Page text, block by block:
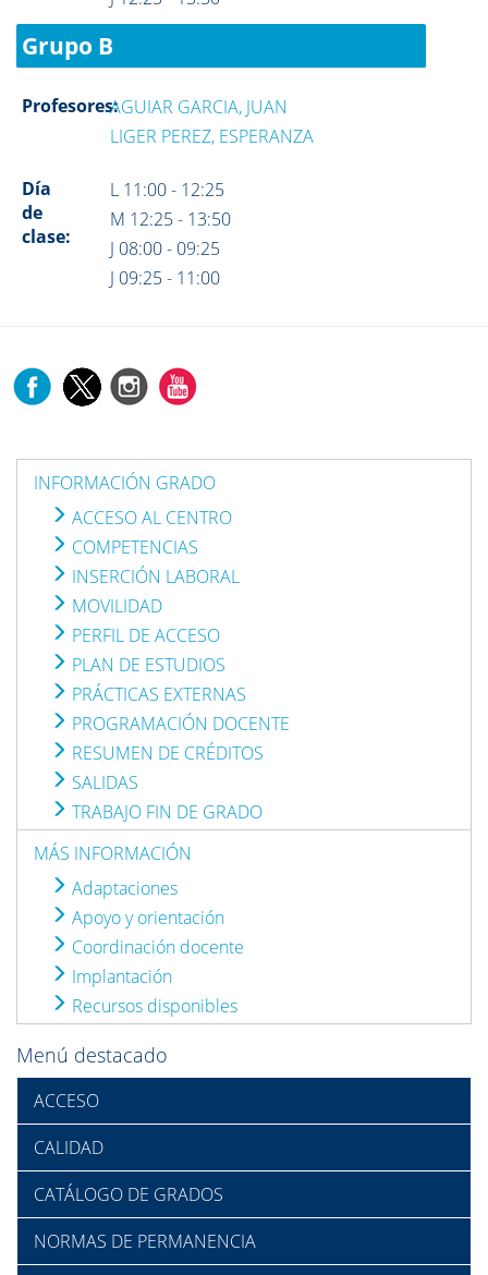
Grupo B
Profesores:AGUIAR GARCIA, JUAN
LIGER PEREZ, ESPERANZA
Día
de
clase:
L 11:00 - 12:25
M 12:25 - 13:50
J 08:00 - 09:25
J 09:25 - 11:00
INFORMACIÓN GRADO
ACCESO AL CENTRO
COMPETENCIAS
INSERCIÓN LABORAL
MOVILIDAD
PERFIL DE ACCESO
PLAN DE ESTUDIOS
PRÁCTICAS EXTERNAS
PROGRAMACIÓN DOCENTE
RESUMEN DE CRÉDITOS
SALIDAS
TRABAJO FIN DE GRADO
MÁS INFORMACIÓN
Adaptaciones
Apoyo y orientación
Coordinación docente
Implantación
Recursos disponibles
Menú destacado
ACCESO
CALIDAD
CATÁLOGO DE GRADOS
NORMAS DE PERMANENCIA